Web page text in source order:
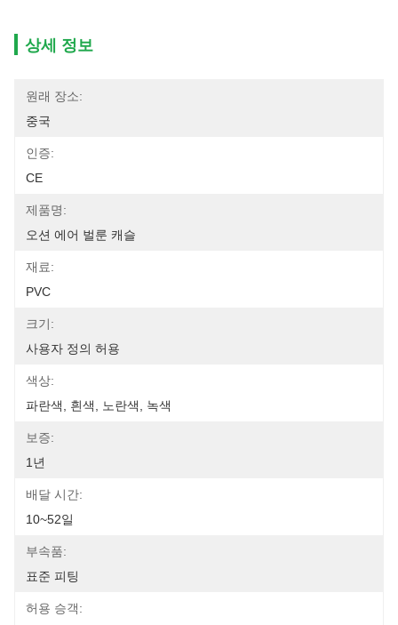
상세 정보
원래 장소:
중국
인증:
CE
제품명:
오션 에어 벌룬 캐슬
재료:
PVC
크기:
사용자 정의 허용
색상:
파란색, 흰색, 노란색, 녹색
보증:
1년
배달 시간:
10~52일
부속품:
표준 피팅
허용 승객: